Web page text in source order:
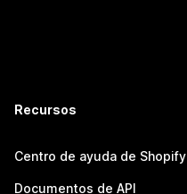
Recursos
Centro de ayuda de Shopify
Documentos de API